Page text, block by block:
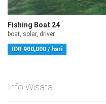
Fishing Boat 24
boat, solar, driver
IDR 900,000 / hari
Info Wisata